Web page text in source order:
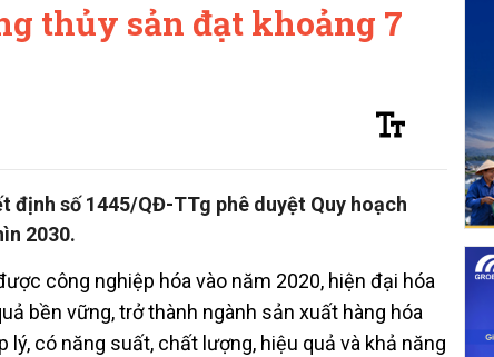
thủy sản đạt khoảng 7
định số 1445/QĐ-TTg phê duyệt Quy hoạch
2030.
công nghiệp hóa vào năm 2020, hiện đại hóa
bền vững, trở thành ngành sản xuất hàng hóa
có năng suất, chất lượng, hiệu quả và khả năng